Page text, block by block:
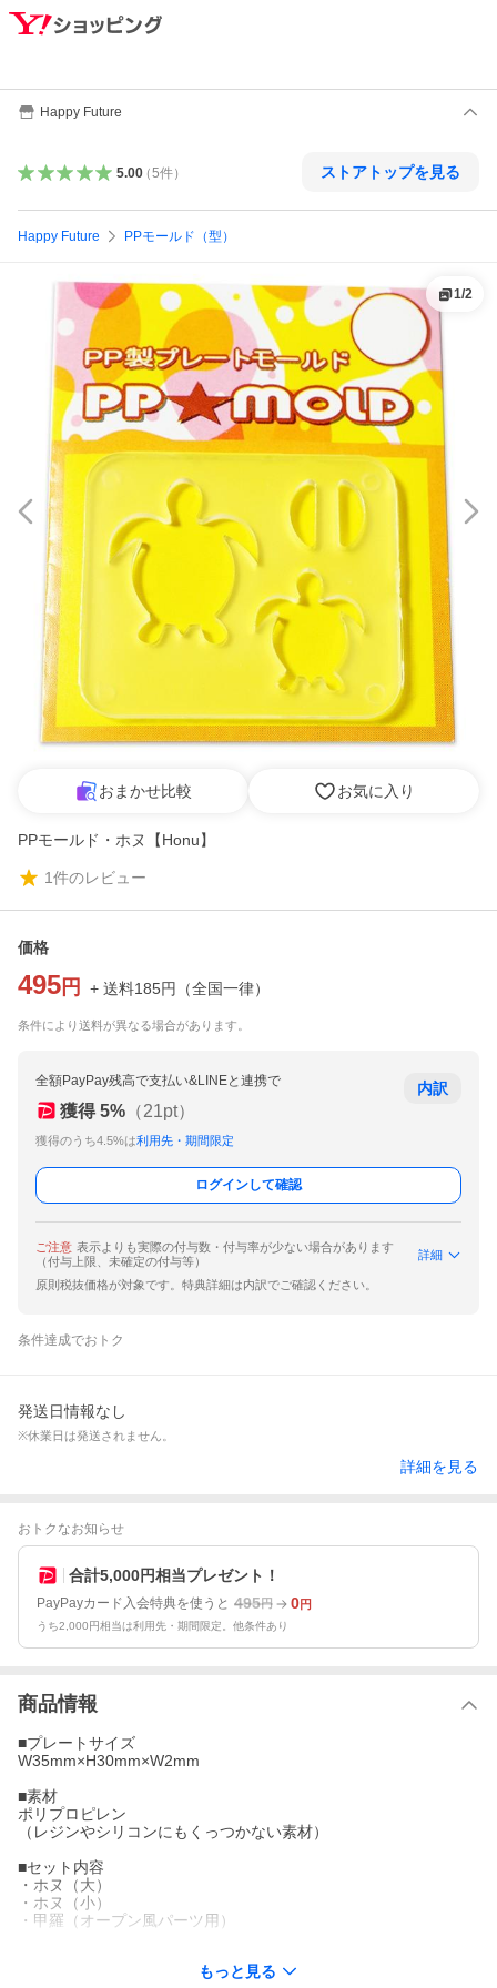
Happy Future
5.00（5件） ストアトップを見る
Happy Future PPモールド（型）
1/2
おまかせ比較 お気に入り
PPモールド・ホヌ【Honu】
1件のレビュー
価格
495 円 + 送料185円 （全国一律）
条件により送料が異なる場合があります。
全額PayPay残高で支払い&LINEと連携で
獲得 5% （21pt）
獲得のうち4.5%は利用先・期間限定
内訳
ログインして確認
ご注意 表示よりも実際の付与数・付与率が少ない場合があります
（付与上限、未確定の付与等）
詳細
原則税抜価格が対象です。特典詳細は内訳でご確認ください。
条件達成でおトク
発送日情報なし
※休業日は発送されません。
詳細を見る
おトクなお知らせ
合計5,000円相当プレゼント！
PayPayカード入会特典を使うと 495円 0円
うち2,000円相当は利用先・期間限定。他条件あり
商品情報
■プレートサイズ
W35mm×H30mm×W2mm
■素材
ポリプロピレン
（レジンやシリコンにもくっつかない素材）
■セット内容
・ホヌ（大）
・ホヌ（小）
・甲羅（オープン風パーツ用）
＊・＊・＊・＊・＊・＊・＊・＊・＊・＊・＊
もっと見る